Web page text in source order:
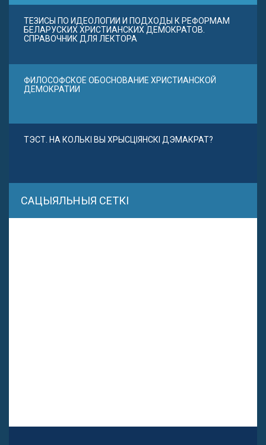
ТЕЗИСЫ ПО ИДЕОЛОГИИ И ПОДХОДЫ К РЕФОРМАМ
БЕЛАРУСКИХ ХРИСТИАНСКИХ ДЕМОКРАТОВ.
СПРАВОЧНИК ДЛЯ ЛЕКТОРА
ФИЛОСОФСКОЕ ОБОСНОВАНИЕ ХРИСТИАНСКОЙ
ДЕМОКРАТИИ
ТЭСТ. НА КОЛЬКІ ВЫ ХРЫСЦІЯНСКІ ДЭМАКРАТ?
САЦЫЯЛЬНЫЯ СЕТКІ